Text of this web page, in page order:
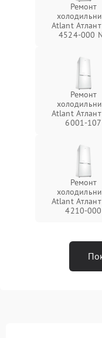
Ремонт
Atlant
4524-000
Ремонт
Atlant
6001-107
Ремонт
Atlant
4210-000